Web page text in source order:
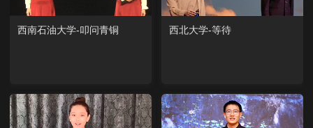
西南石油大学-叩问青铜 西北大学-等待